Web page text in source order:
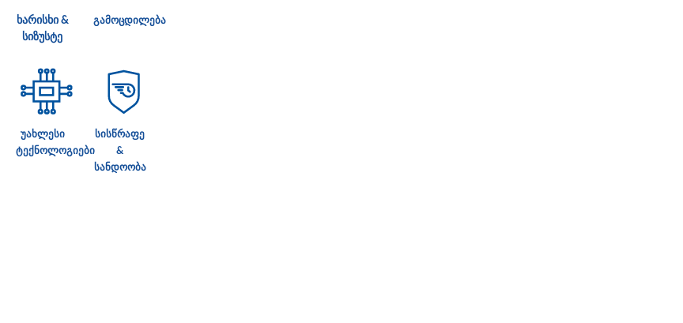
ხარისხი &
სიზუსტე
გამოცდილება
უახლესი
ტექნოლოგიები
სისწრაფე
&
სანდოობა